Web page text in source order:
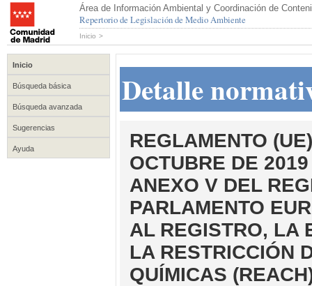
Área de Información Ambiental y Coordinación de
Repertorio de Legislación de Medio Ambiente
Inicio >
Inicio
Búsqueda básica
Búsqueda avanzada
Sugerencias
Ayuda
Detalle
REGLAMENTO
OCTUBRE DE
ANEXO V DEL
PARLAMENTO
AL REGISTRO, LA
LA RESTRICCIÓN
QUÍMICAS